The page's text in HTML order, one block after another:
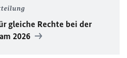
gleiche Rechte bei der
2026